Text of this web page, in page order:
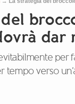
per
tempo verso